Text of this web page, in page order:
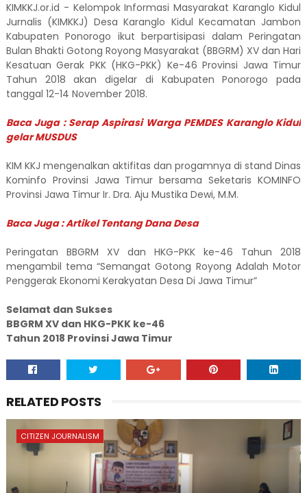
KIMKKJ.or.id - Kelompok Informasi Masyarakat Karanglo Kidul
Jurnalis (KIMKKJ) Desa Karanglo Kidul Kecamatan Jambon
Kabupaten Ponorogo ikut berpartisipasi dalam Peringatan
Bulan Bhakti Gotong Royong Masyarakat (BBGRM) XV dan Hari
Kesatuan Gerak PKK (HKG-PKK) Ke-46 Provinsi Jawa Timur
Tahun 2018 akan digelar di Kabupaten Ponorogo pada
tanggal 12-14 November 2018.
Baca Juga : Serap Aspirasi Warga PEMDES Karanglo Kidul
gelar MUSDUS
KIM KKJ mengenalkan aktifitas dan progamnya di stand Dinas
Kominfo Provinsi Jawa Timur bersama Seketaris KOMINFO
Provinsi Jawa Timur Ir. Dra. Aju Mustika Dewi, M.M.
Baca Juga : Artikel Tentang Dana Desa
Peringatan BBGRM XV dan HKG-PKK ke-46 Tahun 2018
mengambil tema “Semangat Gotong Royong Adalah Motor
Penggerak Ekonomi Kerakyatan Desa Di Jawa Timur”
Selamat dan Sukses
BBGRM XV dan HKG-PKK ke-46
Tahun 2018 Provinsi Jawa Timur
RELATED POSTS
CITIZEN JOURNALISM